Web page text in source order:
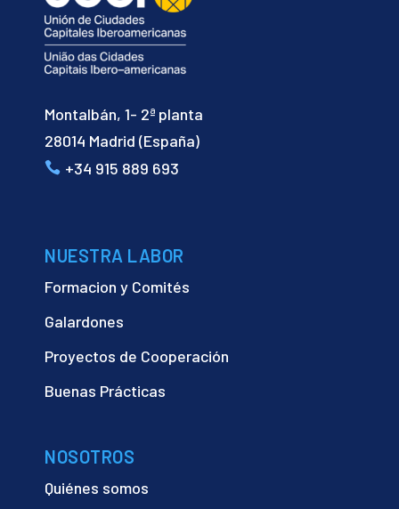
Montalbán, 1- 2ª planta
28014 Madrid (España)
+34 915 889 693
NUESTRA LABOR
Formacion y Comités
Galardones
Proyectos de Cooperación
Buenas Prácticas
NOSOTROS
Quiénes somos